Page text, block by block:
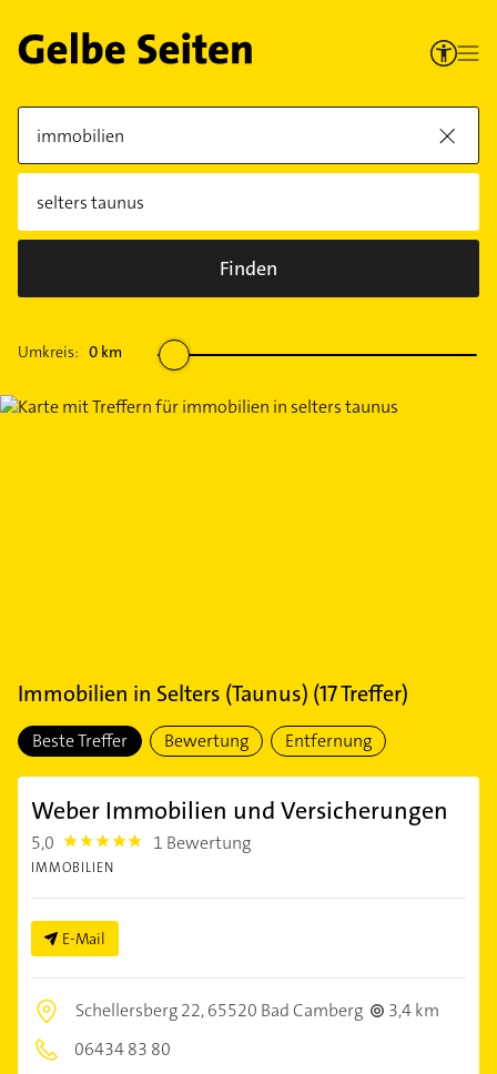
Finden
Umkreis: 0 km
Immobilien in Selters (Taunus) (17Treffer)
Beste Treffer Bewertung Entfernung
Weber Immobilien und Versicherungen
5,0 5.0 1 Bewertung
IMMOBILIEN
E-Mail
Schellersberg 22,65520 Bad Camberg
3,4 km
06434 83 80